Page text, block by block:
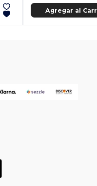
Agregar al